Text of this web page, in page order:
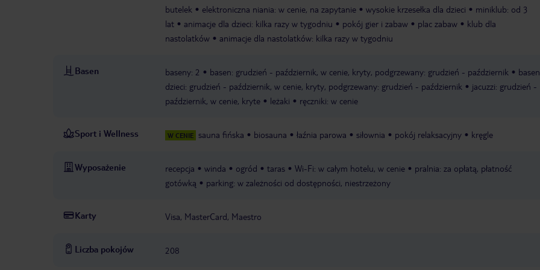
butelek
elektroniczna niania: w cenie, na zapytanie wysokie krzesełka dla dzieci
miniklub: od 3
lat
animacje dla dzieci: kilka razy w tygodniu pokój gier i zabaw plac zabaw
klub dla
nastolatków
animacje dla nastolatków: kilka razy w tygodniu
Basen baseny: 2 basen: grudzień - październik, w cenie, kryty, podgrzewany: grudzień - październik
dzieci: grudzień - październik, w cenie, kryty, podgrzewany: grudzień - październik
jacuzzi: grudzień -
październik, w cenie, kryte
leżaki ręczniki: w cenie
Sport i Wellness W CENIE sauna fińska biosauna łaźnia parowa siłownia pokój relaksacyjny kręgle
Wyposażenie recepcja winda ogród taras Wi-Fi: w całym hotelu, w cenie
pralnia: za opłatą, płatność
gotówką
parking: w zależności od dostępności, niestrzeżony
Karty Visa, MasterCard, Maestro
Liczba pokojów 208